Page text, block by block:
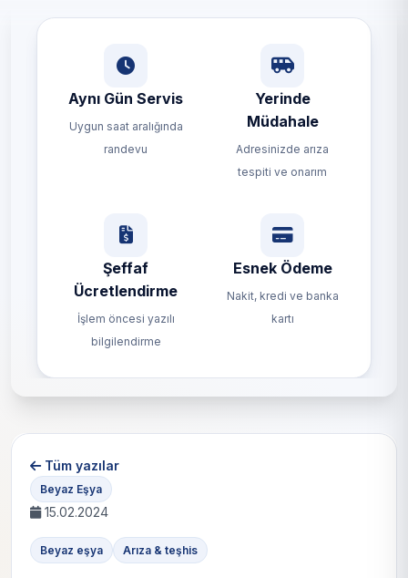
Aynı Gün Servis
Uygun saat aralığında
randevu
Yerinde
Müdahale
Adresinizde arıza
tespiti ve onarım
Şeffaf
Ücretlendirme
İşlem öncesi yazılı
bilgilendirme
Esnek Ödeme
Nakit, kredi ve banka
kartı
Tüm yazılar
Beyaz Eşya
15.02.2024
Beyaz eşya Arıza & teşhis